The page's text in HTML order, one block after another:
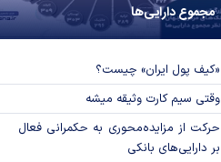
مجموع دارایی‌ها
«کیف پول ایران» چیست؟
وقتی سیم کارت وثیقه میشه
حرکت از مزایده‌محوری به حکمرانی فعال
بر دارایی‌های بانکی